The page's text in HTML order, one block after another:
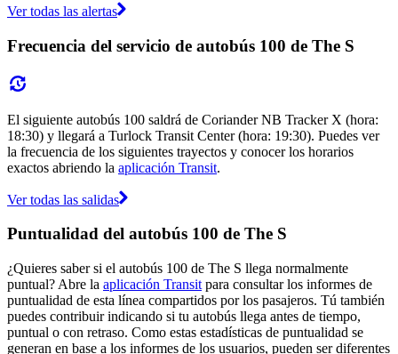
Ver todas las alertas
Frecuencia del servicio de autobús 100 de The S
El siguiente autobús 100 saldrá de Coriander NB Tracker X (hora:
18:30) y llegará a Turlock Transit Center (hora: 19:30). Puedes ver
la frecuencia de los siguientes trayectos y conocer los horarios
exactos abriendo la aplicación Transit.
Ver todas las salidas
Puntualidad del autobús 100 de The S
¿Quieres saber si el autobús 100 de The S llega normalmente
puntual? Abre la aplicación Transit para consultar los informes de
puntualidad de esta línea compartidos por los pasajeros. Tú también
puedes contribuir indicando si tu autobús llega antes de tiempo,
puntual o con retraso. Como estas estadísticas de puntualidad se
generan en base a los informes de los usuarios, pueden ser diferentes